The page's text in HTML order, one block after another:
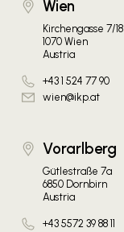
Wien
Kirchengasse 7/18
1070 Wien
Austria
+43 1 524 77 90
wien@ikp.at
Vorarlberg
Gütlestraße 7a
6850 Dornbirn
Austria
+43 5572 39 88 11